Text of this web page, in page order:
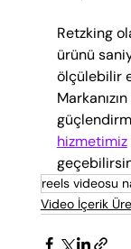
Retzking
ürünü
ölçülebilir
hizmetimiz
reels videosu
Video İçerik